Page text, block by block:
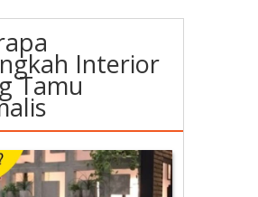
Interior
Tamu